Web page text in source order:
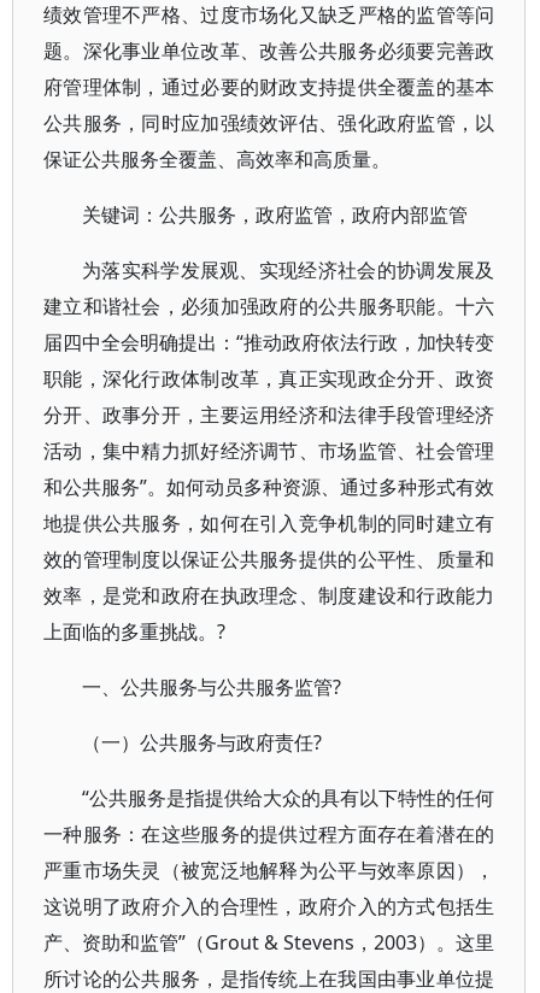
绩效管理不严格、过度市场化又缺乏严格的监管等问
题。深化事业单位改革、改善公共服务必须要完善政
府管理体制，通过必要的财政支持提供全覆盖的基本
公共服务，同时应加强绩效评估、强化政府监管，以
保证公共服务全覆盖、高效率和高质量。
关键词：公共服务，政府监管，政府内部监管
为落实科学发展观、实现经济社会的协调发展及
建立和谐社会，必须加强政府的公共服务职能。十六
届四中全会明确提出：“推动政府依法行政，加快转变
职能，深化行政体制改革，真正实现政企分开、政资
分开、政事分开，主要运用经济和法律手段管理经济
活动，集中精力抓好经济调节、市场监管、社会管理
和公共服务”。如何动员多种资源、通过多种形式有效
地提供公共服务，如何在引入竞争机制的同时建立有
效的管理制度以保证公共服务提供的公平性、质量和
效率，是党和政府在执政理念、制度建设和行政能力
上面临的多重挑战。?
一、公共服务与公共服务监管?
（一）公共服务与政府责任?
“公共服务是指提供给大众的具有以下特性的任何
一种服务：在这些服务的提供过程方面存在着潜在的
严重市场失灵（被宽泛地解释为公平与效率原因），
这说明了政府介入的合理性，政府介入的方式包括生
产、资助和监管”（Grout & Stevens，2003）。这里
所讨论的公共服务，是指传统上在我国由事业单位提